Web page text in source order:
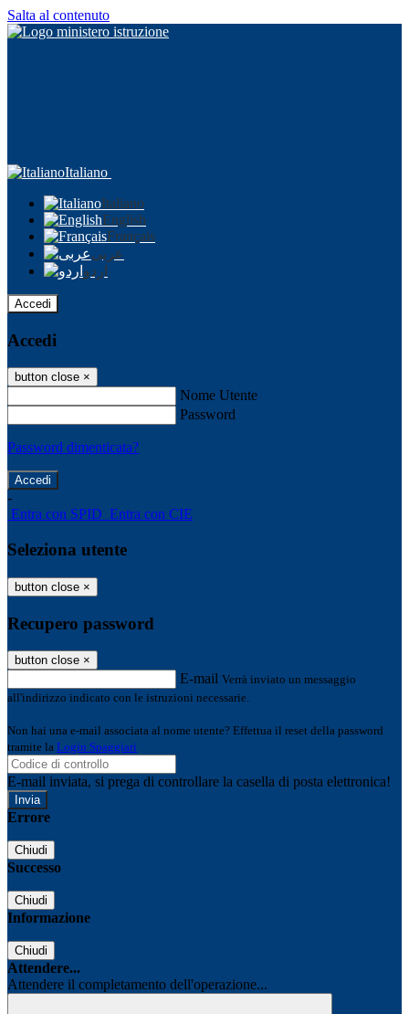
Salta al contenuto
Italiano
Italiano
English
Français
عربى
اردو
Accedi
Accedi
button close ×
Nome Utente
Password
Password dimenticata?
-
Entra con SPID Entra con CIE
Seleziona utente
button close ×
Recupero password
button close ×
E-mail Verrà inviato un messaggio
all'indirizzo indicato con le istruzioni necessarie.
Non hai una e-mail associata al nome utente? Effettua il reset della password
tramite la Login Spaggiari
E-mail inviata, si prega di controllare la casella di posta elettronica!
Errore
Chiudi
Successo
Chiudi
Informazione
Chiudi
Attendere...
Attendere il completamento dell'operazione...